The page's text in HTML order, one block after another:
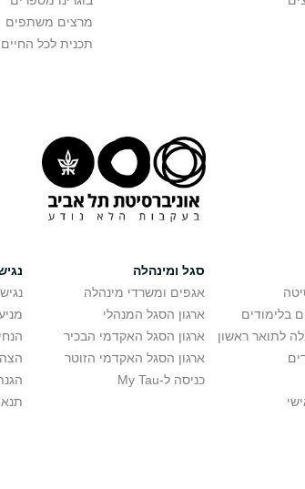
מרצים משתפים
תכנית לכל החיים
בלימודים
לתואר ראשון
סגל ומינהלה
אגפים ומשרדי מינהלה
ארגון הסגל המנהלי
ארגון הסגל האקדמי הבכיר
ארגון הסגל האקדמי הזוטר
כניסה ל-My Tau